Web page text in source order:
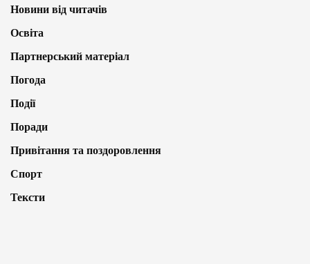
Новини від читачів
Освіта
Партнерський матеріал
Погода
Події
Поради
Привітання та поздоровлення
Спорт
Тексти